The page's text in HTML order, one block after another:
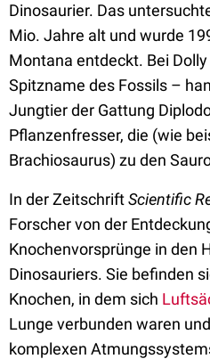
Dinosaurier. Das
Mio. Jahre alt und wurde
Montana entdeckt. Bei
Spitzname des Fossils –
Jungtier der Gattung
Pflanzenfresser, die (wie
Brachiosaurus) zu den
In der ZeitschriftScientific
Forscher von der
Knochenvorsprünge in den
Dinosauriers. Sie befinden
Knochen, in dem sich
Lunge verbunden waren
komplexen